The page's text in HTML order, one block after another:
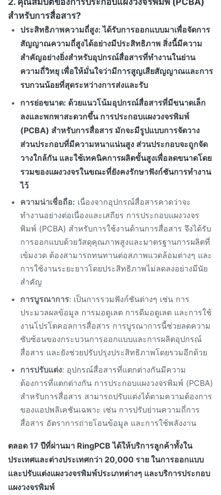
สำหรับการสื่อสาร?
ประสิทธิภาพความถี่สูง: ได้รับการออกแบบมาเพื่อจัดการ
สัญญาณความถี่สูงได้อย่างมีประสิทธิภาพ สิ่งนี้มีความ
สำคัญอย่างยิ่งสำหรับอุปกรณ์สื่อสารที่ทำงานในย่าน
ความถี่วิทยุ เพื่อให้มั่นใจว่ามีการสูญเสียสัญญาณและการ
รบกวนน้อยที่สุดระหว่างการส่งและรับ
การย่อขนาด: ด้วยแนวโน้มอุปกรณ์สื่อสารที่มีขนาดเล็ก
ลงและพกพาสะดวกขึ้น การประกอบแผงวงจรพิมพ์
(PCBA) สำหรับการสื่อสาร มักจะมีรูปแบบการจัดวาง
ส่วนประกอบที่มีความหนาแน่นสูง ส่วนประกอบจะถูกจัด
วางใกล้กัน และใช้เทคนิคการผลิตขั้นสูงเพื่อลดขนาดโดย
รวมของแผงวงจรในขณะที่ยังคงรักษาฟังก์ชันการทำงาน
ไว้
ความน่าเชื่อถือ: เนื่องจากอุปกรณ์สื่อสารคาดว่าจะ
ทำงานอย่างต่อเนื่องและเสถียร การประกอบแผงวงจร
พิมพ์ (PCBA) สำหรับการใช้งานด้านการสื่อสาร จึงได้รับ
การออกแบบด้วยวัสดุคุณภาพสูงและมาตรฐานการผลิตที่
เข้มงวด ต้องสามารถทนทานต่อสภาพแวดล้อมต่างๆ และ
การใช้งานระยะยาวโดยประสิทธิภาพไม่ลดลงอย่างมีนัย
สำคัญ
การบูรณาการ: เป็นการรวมฟังก์ชันต่างๆ เช่น การ
ประมวลผลข้อมูล การมอดูเลต การดีมอดูเลต และการใช้
งานโปรโตคอลการสื่อสาร การบูรณาการนี้ช่วยลดความ
ซับซ้อนของกระบวนการออกแบบและการผลิตอุปกรณ์
สื่อสาร และยังช่วยปรับปรุงประสิทธิภาพโดยรวมอีกด้วย
การปรับแต่ง: อุปกรณ์สื่อสารที่แตกต่างกันมีความ
ต้องการที่แตกต่างกัน การประกอบแผงวงจรพิมพ์ (PCBA)
สำหรับการสื่อสาร สามารถปรับแต่งได้ตามความต้องการ
ของแอปพลิเคชันเฉพาะ เช่น การปรับย่านความถี่การ
สื่อสาร อัตราการถ่ายโอนข้อมูล และการใช้พลังงาน
ตลอด 17 ปีที่ผ่านมา RingPCB ได้ให้บริการลูกค้าทั้งใน
ประเทศและต่างประเทศกว่า 20,000 ราย ในการออกแบบ
และปรับแต่งแผงวงจรพิมพ์ประเภทต่างๆ และบริการประกอบ
แผงวงจรพิมพ์